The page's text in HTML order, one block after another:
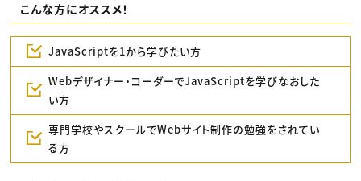
こんな方にオススメ！
JavaScriptを1から学びたい方
Webデザイナー・コーダーでJavaScriptを学びなおした
い方
専門学校やスクールでWebサイト制作の勉強をされてい
る方